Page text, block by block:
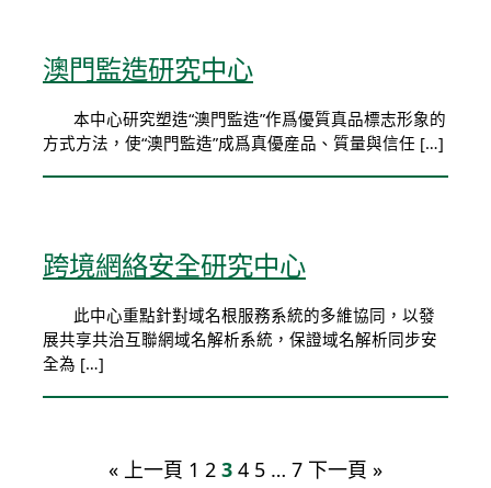
澳門監造研究中心
本中心研究塑造“澳門監造”作爲優質真品標志形象的
方式方法，使“澳門監造”成爲真優産品、質量與信任 […]
跨境網絡安全研究中心
此中心重點針對域名根服務系統的多維協同，以發
展共享共治互聯網域名解析系統，保證域名解析同步安
全為 […]
« 上一頁 1 2 3 4 5 … 7 下一頁 »